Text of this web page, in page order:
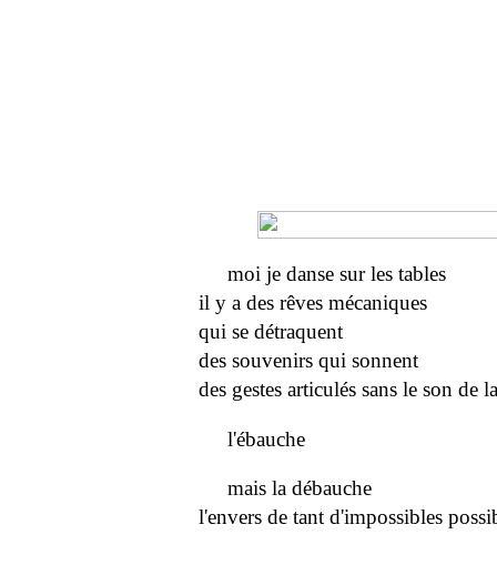
moi je danse sur les tables
il y a des rêves mécaniques
qui se détraquent
des souvenirs qui sonnent
des gestes articulés sans le son de
l'ébauche
mais la débauche
l'envers de tant d'impossibles